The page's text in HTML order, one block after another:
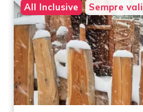
All Inclusive Sempre